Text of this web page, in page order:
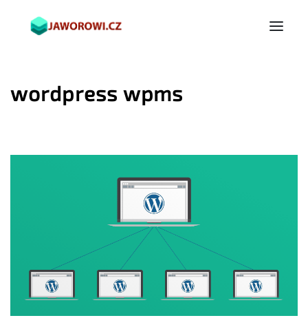
wordpress wpms